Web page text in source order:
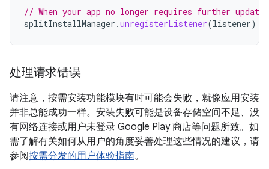
// When your app no longer requires further
splitInstallManager .unregisterListener(listener)
处理请求错误
请注意，按需安装功能模块有时可能会失败，就像应用安装
并非总能成功一样。安装失败可能是设备存储空间不足、没
有网络连接或用户未登录 Google Play 商店等问题所致。如
需了解有关如何从用户的角度妥善处理这些情况的建议，请
参阅按需分发的用户体验指南。